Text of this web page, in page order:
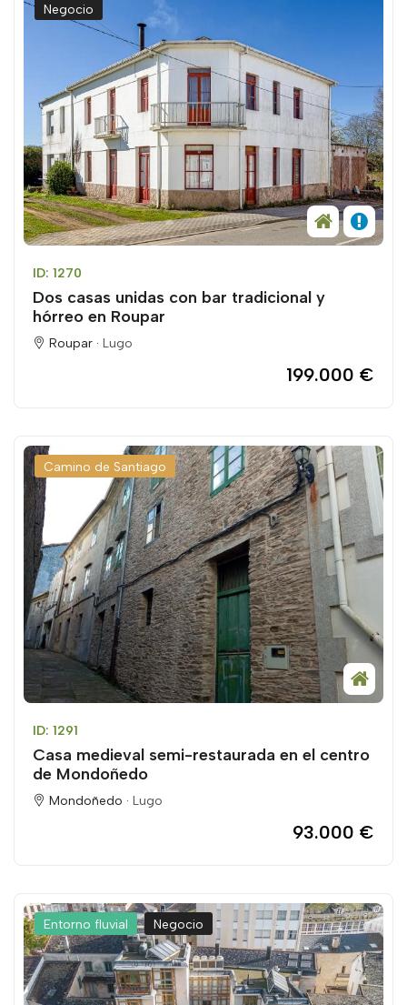
Negocio
ID: 1270
Dos casas unidas con bar tradicional y
hórreo en Roupar
Roupar · Lugo
199.000 €
Camino de Santiago
ID: 1291
Casa medieval semi-restaurada en el centro
de Mondoñedo
Mondoñedo · Lugo
93.000 €
Entorno fluvial Negocio